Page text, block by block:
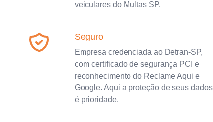
veiculares do Multas SP.
Seguro
Empresa credenciada ao Detran-SP,
com certificado de segurança PCI e
reconhecimento do Reclame Aqui e
Google. Aqui a proteção de seus dados
é prioridade.